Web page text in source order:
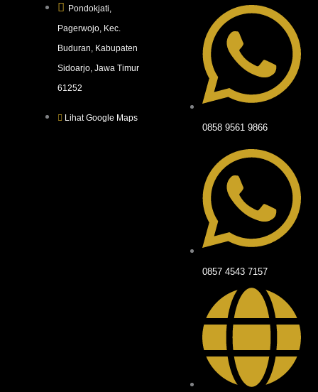
Pondokjati,
Pagerwojo, Kec.
Buduran, Kabupaten
Sidoarjo, Jawa Timur
61252
Lihat Google Maps
0858 9561 9866
0857 4543 7157